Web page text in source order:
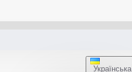
Українська